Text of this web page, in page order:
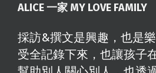
ALICE 一家 MY LOVE FAMILY
採訪&撰文是興趣，也是
受全記錄下來，也讓孩子